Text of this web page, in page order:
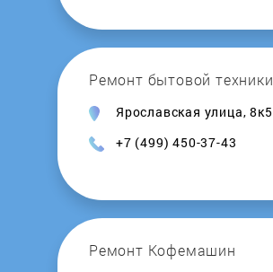
Ремонт бытовой техники
Ярославская улица, 8к5
+7 (499) 450-37-43
Ремонт Кофемашин